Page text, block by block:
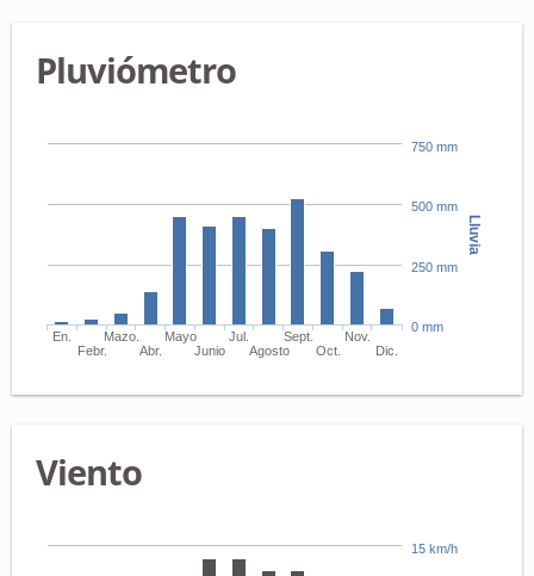
Pluviómetro
Lluvia
En.
Febr.
Mazo.
Abr.
Mayo
Junio
Jul.
Agosto
Sept.
Oct.
Nov.
Dic.
0 mm
250 mm
500 mm
750 mm
Viento
15 km/h